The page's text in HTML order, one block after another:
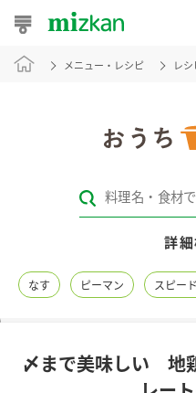
おうちレシピ
レシピカテゴリ一覧
レシピ名特集
商品情報
メニュー・レシピ レ
詳
なす ピーマン スピー
〆まで美味しい 地